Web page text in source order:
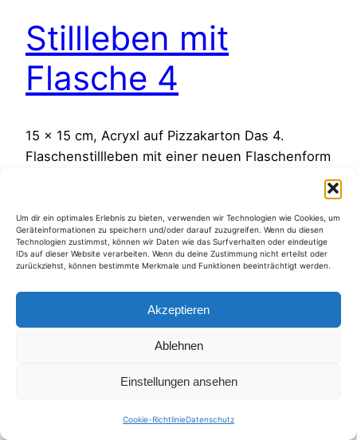
Um dir ein optimales Erlebnis zu bieten, verwenden wir Technologien wie Cookies, um
Geräteinformationen zu speichern und/oder darauf zuzugreifen. Wenn du diesen
Technologien zustimmst, können wir Daten wie das Surfverhalten oder eindeutige
IDs auf dieser Website verarbeiten. Wenn du deine Zustimmung nicht erteilst oder
zurückziehst, können bestimmte Merkmale und Funktionen beeinträchtigt werden.
Akzeptieren
Ablehnen
Einstellungen ansehen
Cookie-RichtlinieDatenschutz
Stillleben mit
Flasche 4
15 x 15 cm, Acryxl auf Pizzakarton Das 4.
Flaschenstillleben mit einer neuen Flaschenform
und anderem „Innenleben“ Infos zur Blogparade
Link Blogparade .
13. April 2011